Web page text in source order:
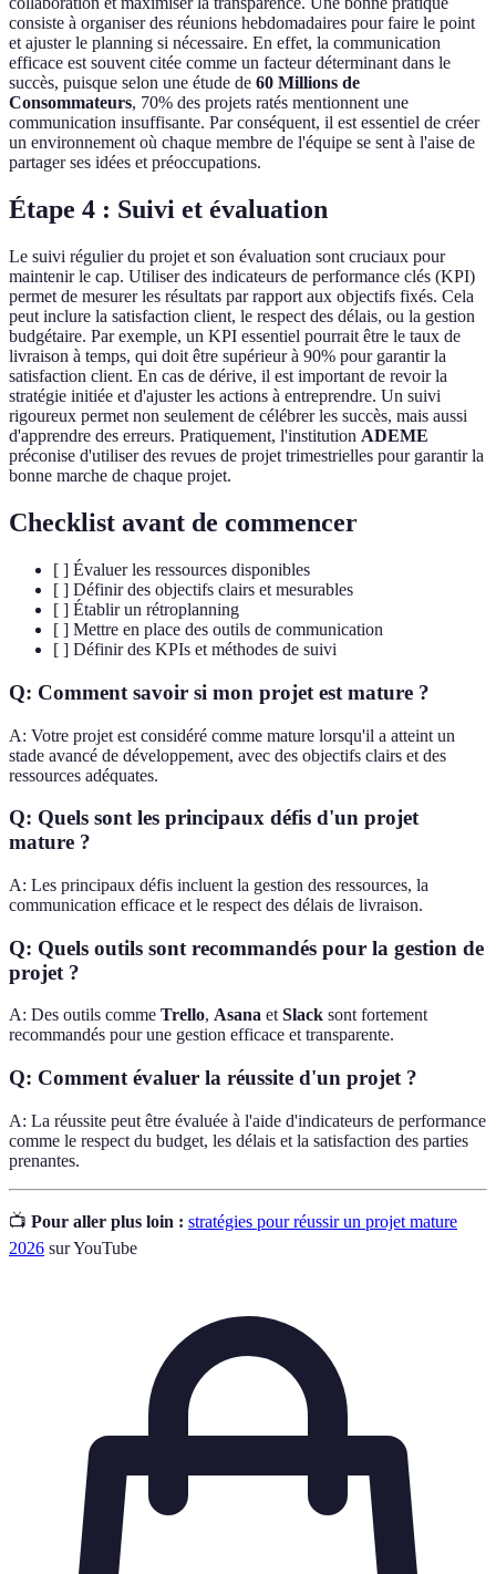
consiste à organiser des réunions hebdomadaires pour faire le point
et ajuster le planning si nécessaire. En effet, la communication
efficace est souvent citée comme un facteur déterminant dans le
succès, puisque selon une étude de 60 Millions de
Consommateurs, 70% des projets ratés mentionnent une
communication insuffisante. Par conséquent, il est essentiel de créer
un environnement où chaque membre de l'équipe se sent à l'aise de
partager ses idées et préoccupations.
Étape 4 : Suivi et évaluation
Le suivi régulier du projet et son évaluation sont cruciaux pour
maintenir le cap. Utiliser des indicateurs de performance clés (KPI)
permet de mesurer les résultats par rapport aux objectifs fixés. Cela
peut inclure la satisfaction client, le respect des délais, ou la gestion
budgétaire. Par exemple, un KPI essentiel pourrait être le taux de
livraison à temps, qui doit être supérieur à 90% pour garantir la
satisfaction client. En cas de dérive, il est important de revoir la
stratégie initiée et d'ajuster les actions à entreprendre. Un suivi
rigoureux permet non seulement de célébrer les succès, mais aussi
d'apprendre des erreurs. Pratiquement, l'institution ADEME
préconise d'utiliser des revues de projet trimestrielles pour garantir la
bonne marche de chaque projet.
Checklist avant de commencer
[ ] Évaluer les ressources disponibles
[ ] Définir des objectifs clairs et mesurables
[ ] Établir un rétroplanning
[ ] Mettre en place des outils de communication
[ ] Définir des KPIs et méthodes de suivi
Q: Comment savoir si mon projet est mature ?
A: Votre projet est considéré comme mature lorsqu'il a atteint un
stade avancé de développement, avec des objectifs clairs et des
ressources adéquates.
Q: Quels sont les principaux défis d'un projet
mature ?
A: Les principaux défis incluent la gestion des ressources, la
communication efficace et le respect des délais de livraison.
Q: Quels outils sont recommandés pour la gestion de
projet ?
A: Des outils comme Trello, Asana et Slack sont fortement
recommandés pour une gestion efficace et transparente.
Q: Comment évaluer la réussite d'un projet ?
A: La réussite peut être évaluée à l'aide d'indicateurs de performance
comme le respect du budget, les délais et la satisfaction des parties
prenantes.
📺 Pour aller plus loin : stratégies pour réussir un projet mature
2026 sur YouTube